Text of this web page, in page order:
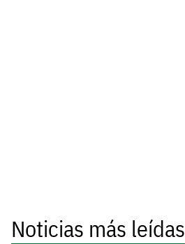
Noticias más leídas